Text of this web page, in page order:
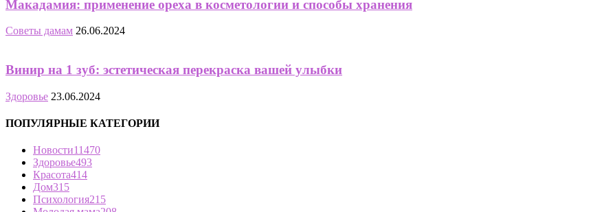
Макадамия: применение ореха в косметологии и способы хранения
Советы дамам 26.06.2024
Винир на 1 зуб: эстетическая перекраска вашей улыбки
Здоровье 23.06.2024
ПОПУЛЯРНЫЕ КАТЕГОРИИ
Новости11470
Здоровье493
Красота414
Дом315
Психология215